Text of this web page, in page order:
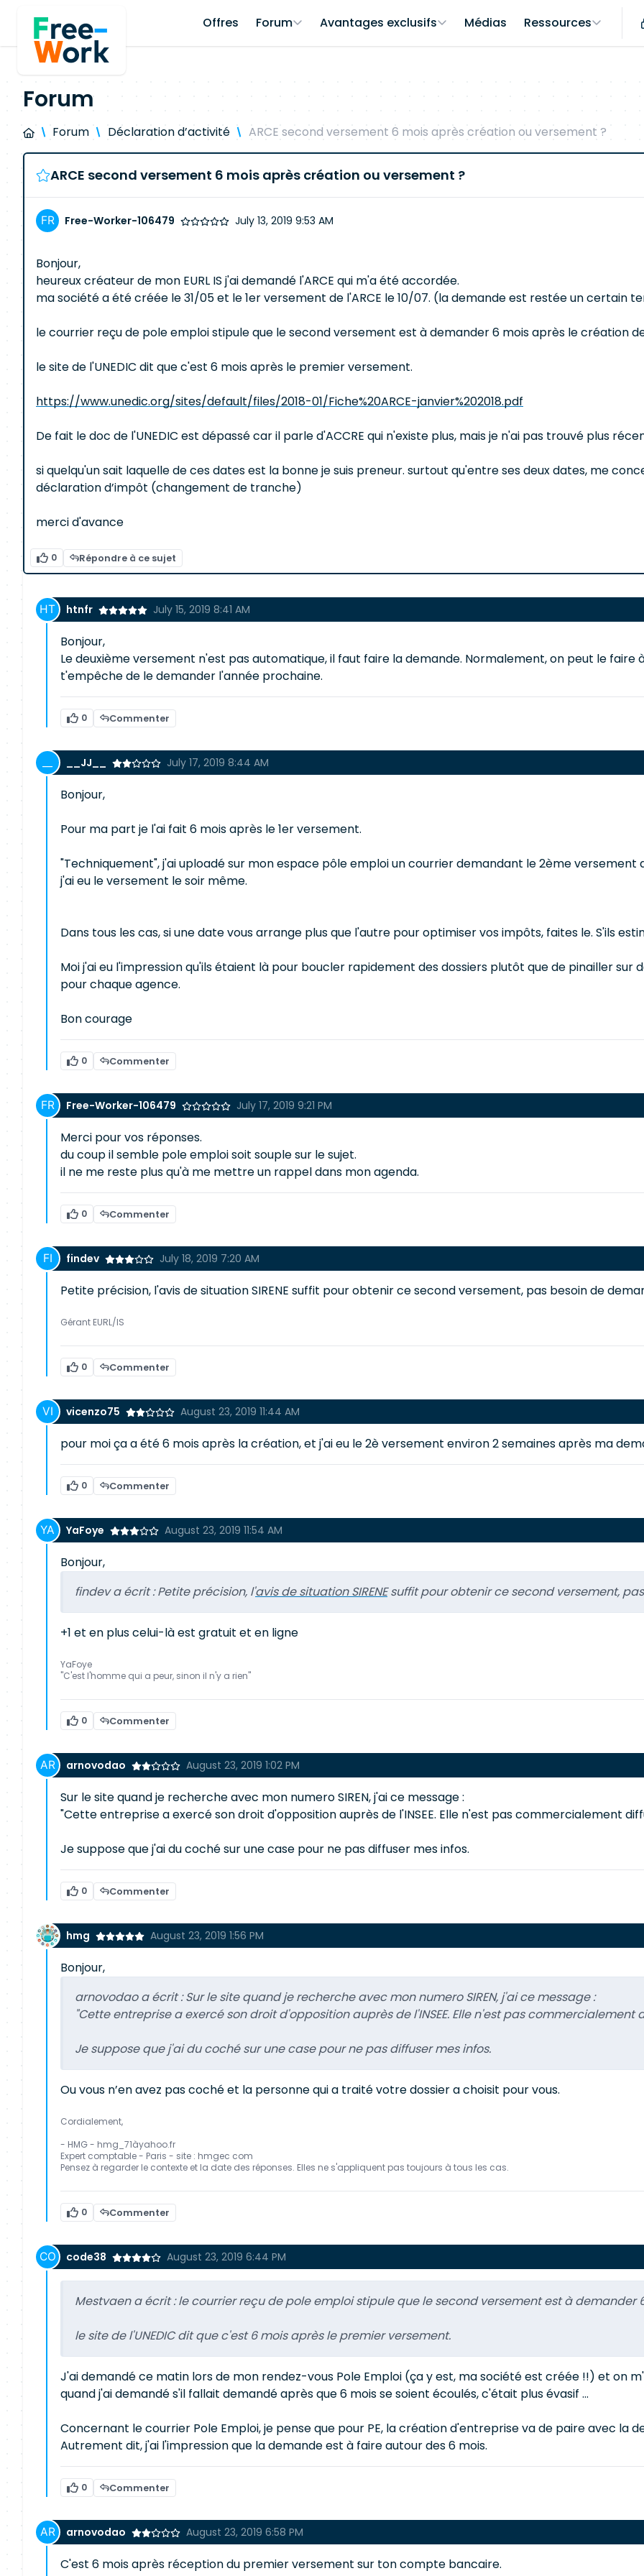
Offres Forum Avantages exclusifs Médias Ressources
Forum
Forum Déclaration d’activité ARCE second versement 6 mois après création ou versement ?
ARCE second versement 6 mois après création ou versement ?
Free-Worker-106479 July 13, 2019 9:53 AM
Bonjour,
heureux créateur de mon EURL IS j'ai demandé l'ARCE qui m'a été accordée.
ma société a été créée le 31/05 et le 1er versement de l'ARCE le 10/07. (la demande est restée un certain
le courrier reçu de pole emploi stipule que le second versement est à demander 6 mois après le création
le site de l'UNEDIC dit que c'est 6 mois après le premier versement.
https://www.unedic.org/sites/default/files/2018-01/Fiche%20ARCE-janvier%202018.pdf
De fait le doc de l'UNEDIC est dépassé car il parle d'ACCRE qui n'existe plus, mais je n'ai pas trouvé plus
si quelqu'un sait laquelle de ces dates est la bonne je suis preneur. surtout qu'entre ses deux dates, me
déclaration d’impôt (changement de tranche)
merci d'avance
0 Répondre à ce sujet
htnfr July 15, 2019 8:41 AM
Bonjour,
Le deuxième versement n'est pas automatique, il faut faire la demande. Normalement, on peut le faire
t'empêche de le demander l'année prochaine.
0 Commenter
__JJ__ July 17, 2019 8:44 AM
Bonjour,
Pour ma part je l'ai fait 6 mois après le 1er versement.
"Techniquement", j'ai uploadé sur mon espace pôle emploi un courrier demandant le 2ème versement
j'ai eu le versement le soir même.
Dans tous les cas, si une date vous arrange plus que l'autre pour optimiser vos impôts, faites le. S'ils
Moi j'ai eu l'impression qu'ils étaient là pour boucler rapidement des dossiers plutôt que de pinailler
pour chaque agence.
Bon courage
0 Commenter
Free-Worker-106479 July 17, 2019 9:21 PM
Merci pour vos réponses.
du coup il semble pole emploi soit souple sur le sujet.
il ne me reste plus qu'à me mettre un rappel dans mon agenda.
0 Commenter
findev July 18, 2019 7:20 AM
Petite précision, l'avis de situation SIRENE suffit pour obtenir ce second versement, pas besoin de
Gérant EURL/IS
0 Commenter
vicenzo75 August 23, 2019 11:44 AM
pour moi ça a été 6 mois après la création, et j'ai eu le 2è versement environ 2 semaines après ma
0 Commenter
YaFoye August 23, 2019 11:54 AM
Bonjour,
findev a écrit :Petite précision, l'avis de situation SIRENEsuffit pour obtenir ce second versement,
+1 et en plus celui-là est gratuit et en ligne
YaFoye
"C'est l'homme qui a peur, sinon il n'y a rien"
0 Commenter
arnovodao August 23, 2019 1:02 PM
Sur le site quand je recherche avec mon numero SIREN, j'ai ce message :
"Cette entreprise a exercé son droit d'opposition auprès de l'INSEE. Elle n'est pas commercialement
Je suppose que j'ai du coché sur une case pour ne pas diffuser mes infos.
0 Commenter
hmg August 23, 2019 1:56 PM
Bonjour,
arnovodao a écrit :Sur le site quand je recherche avec mon numero SIREN, j'ai ce message :
"Cette entreprise a exercé son droit d'opposition auprès de l'INSEE. Elle n'est pas commercialement
Je suppose que j'ai du coché sur une case pour ne pas diffuser mes infos.
Ou vous n’en avez pas coché et la personne qui a traité votre dossier a choisit pour vous.
Cordialement,
- HMG - hmg_71àyahoo.fr
Expert comptable - Paris - site : hmgec com
Pensez à regarder le contexte et la date des réponses. Elles ne s'appliquent pas toujours à tous les cas.
0 Commenter
code38 August 23, 2019 6:44 PM
Mestvaen a écrit :le courrier reçu de pole emploi stipule que le second versement est à demander
le site de l'UNEDIC dit que c'est 6 mois après le premier versement.
J'ai demandé ce matin lors de mon rendez-vous Pole Emploi (ça y est, ma société est créée !!) et on
quand j'ai demandé s'il fallait demandé après que 6 mois se soient écoulés, c'était plus évasif ...
Concernant le courrier Pole Emploi, je pense que pour PE, la création d'entreprise va de paire avec la
Autrement dit, j'ai l'impression que la demande est à faire autour des 6 mois.
0 Commenter
arnovodao August 23, 2019 6:58 PM
C'est 6 mois après réception du premier versement sur ton compte bancaire.